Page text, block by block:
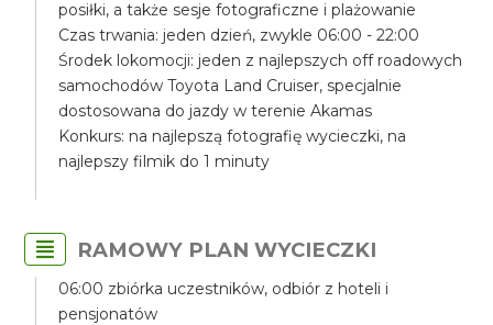
posiłki, a także sesje fotograficzne i plażowanie
Czas trwania: jeden dzień, zwykle 06:00 - 22:00
Środek lokomocji: jeden z najlepszych off roadowych
samochodów Toyota Land Cruiser, specjalnie
dostosowana do jazdy w terenie Akamas
Konkurs: na najlepszą fotografię wycieczki, na
najlepszy filmik do 1 minuty
RAMOWY PLAN WYCIECZKI
06:00 zbiórka uczestników, odbiór z hoteli i
pensjonatów